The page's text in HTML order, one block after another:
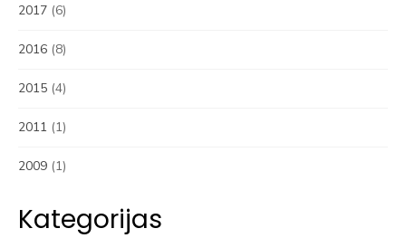
2017 (6)
2016 (8)
2015 (4)
2011 (1)
2009 (1)
Kategorijas